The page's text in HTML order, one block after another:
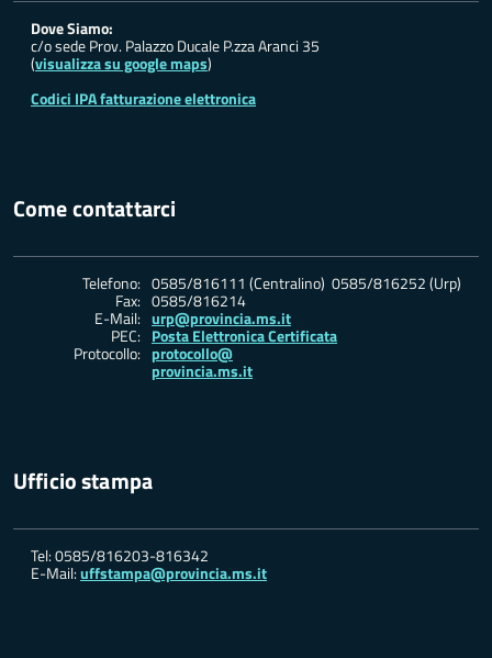
Dove Siamo:
c/o sede Prov. Palazzo Ducale P.zza Aranci 35
(visualizza su google maps)
Codici IPA fatturazione elettronica
Come contattarci
Telefono: 0585/816111 (Centralino) 0585/816252 (Urp)
Fax: 0585/816214
E-Mail: urp@provincia.ms.it
PEC: Posta Elettronica Certificata
Protocollo: protocollo@
provincia.ms.it
Ufficio stampa
Tel: 0585/816203-816342
E-Mail:uffstampa@provincia.ms.it